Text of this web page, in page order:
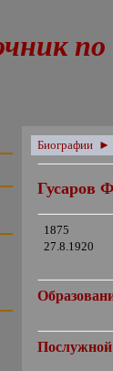
Биографии ►
Гусаров
1875
27.8.1920
Послужной